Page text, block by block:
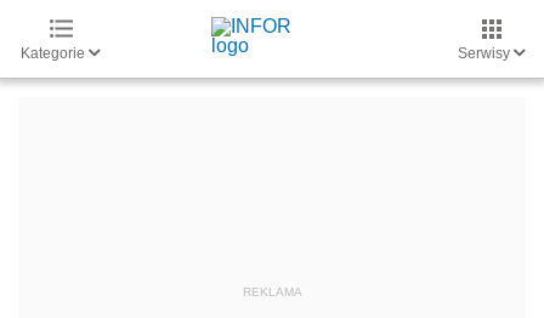
Kategorie Serwisy